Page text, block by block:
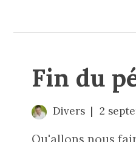
Fin du
Divers 2
Qu'allons nous